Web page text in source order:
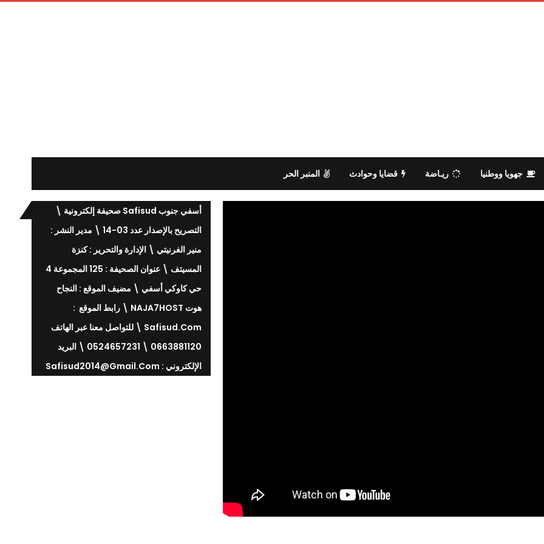
جهويا ووطنيا ريـاضة قضايا وحوادث المنبر الحر
أسفي جنوب Safisud صحيفة إلكترونية \
التصريح بالإصدار عدد 03-14 \ مدير النشر :
منير الغرنيتي \ الإدارة والتحرير : كنزة
المسيتف \ عنوان الصحيفة : 125 المجموعة 4
حي كاوكي أسفي \ مضيف الموقع : النجاح
هوت NAJA7HOST \ رابط الموقع :
Safisud.com \ للتواصل معنا عبر الهاتف
0663881120 \ 0524657231 \ البريد
الإلكتروني : Safisud2014@gmail.com